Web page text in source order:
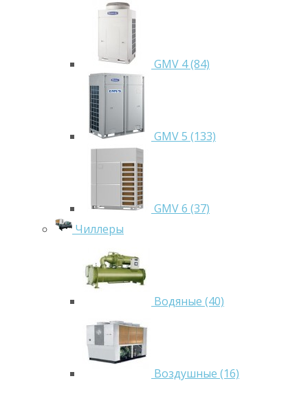
GMV 4 (84)
GMV 5 (133)
GMV 6 (37)
Чиллеры
Водяные (40)
Воздушные (16)